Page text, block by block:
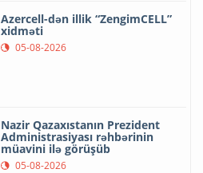
Azercell-dən illik “ZengimCELL”
xidməti
05-08-2026
Nazir Qazaxıstanın Prezident
Administrasiyası rəhbərinin
müavini ilə görüşüb
05-08-2026